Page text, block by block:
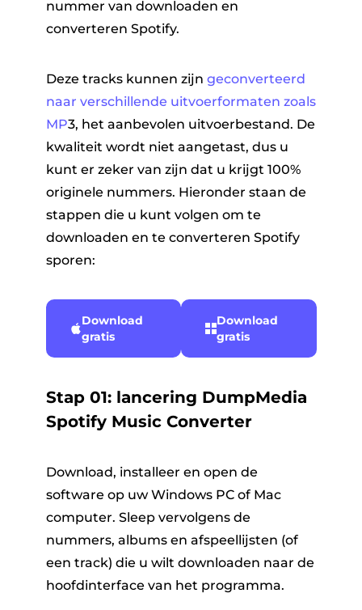
nummer van downloaden en
converteren Spotify.
Deze tracks kunnen zijn geconverteerd
naar verschillende uitvoerformaten zoals
MP3, het aanbevolen uitvoerbestand. De
kwaliteit wordt niet aangetast, dus u
kunt er zeker van zijn dat u krijgt 100%
originele nummers. Hieronder staan ​​de
stappen die u kunt volgen om te
downloaden en te converteren Spotify
sporen:
Download
gratis
Download
gratis
Stap 01: lancering DumpMedia
Spotify Music Converter
Download, installeer en open de
software op uw Windows PC of Mac
computer. Sleep vervolgens de
nummers, albums en afspeellijsten (of
een track) die u wilt downloaden naar de
hoofdinterface van het programma.